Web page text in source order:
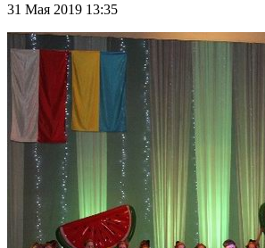
31 Мая 2019 13:35